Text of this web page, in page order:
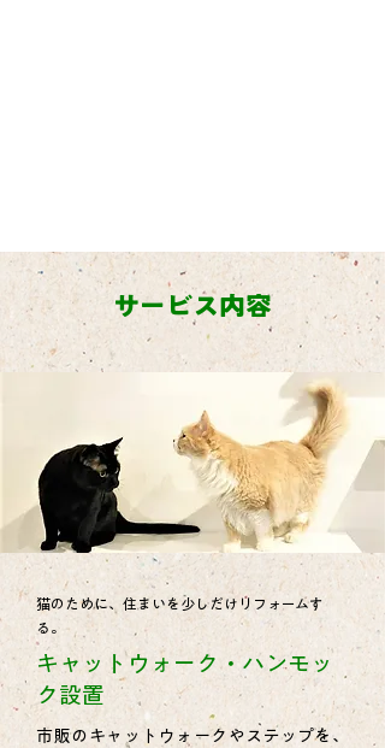
サービス内容
猫のために、住まいを少しだけリフォームす
る。
キャットウォーク・ハンモッ
ク設置
市販のキャットウォークやステップを、